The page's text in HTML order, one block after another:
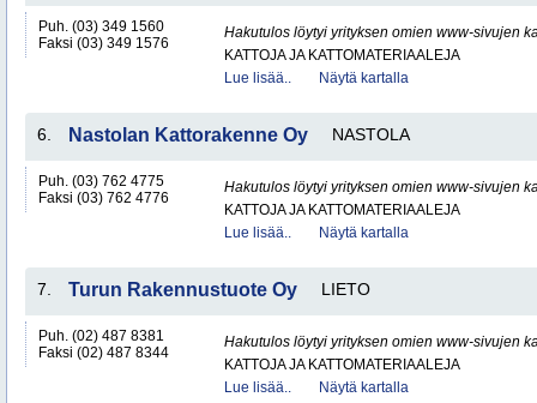
Puh. (03) 349 1560
Faksi (03) 349 1576
Hakutulos löytyi yrityksen omien www-sivujen
KATTOJA JA KATTOMATERIAALEJA
Lue lisää..
Näytä kartalla
6. Nastolan Kattorakenne Oy NASTOLA
Puh. (03) 762 4775
Faksi (03) 762 4776
Hakutulos löytyi yrityksen omien www-sivujen
KATTOJA JA KATTOMATERIAALEJA
Lue lisää..
Näytä kartalla
7. Turun Rakennustuote Oy LIETO
Puh. (02) 487 8381
Faksi (02) 487 8344
Hakutulos löytyi yrityksen omien www-sivujen
KATTOJA JA KATTOMATERIAALEJA
Lue lisää..
Näytä kartalla